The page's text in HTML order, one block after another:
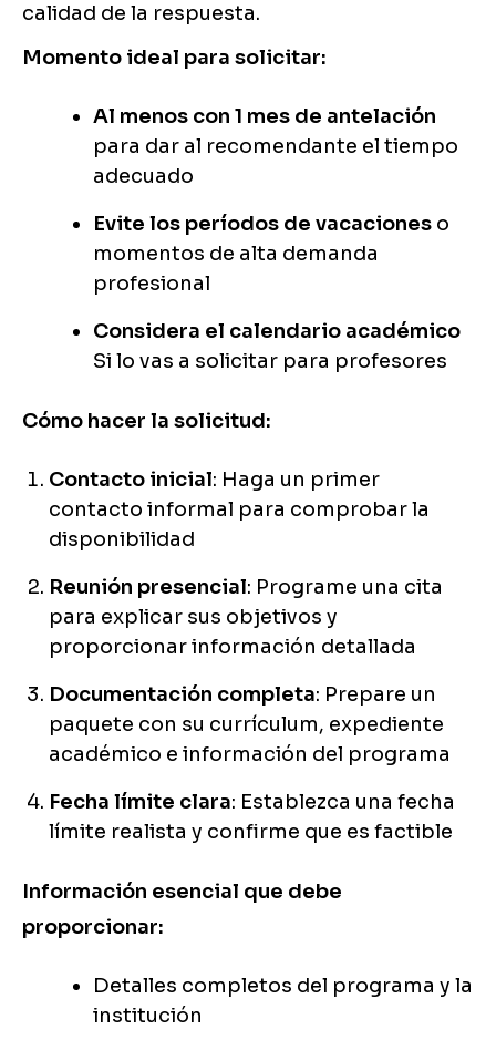
calidad de la respuesta.
Momento ideal para solicitar:
Al menos con 1 mes de antelación
para dar al recomendante el tiempo
adecuado
Evite los períodos de vacaciones o
momentos de alta demanda
profesional
Considera el calendario académico
Si lo vas a solicitar para profesores
Cómo hacer la solicitud:
Contacto inicial: Haga un primer
contacto informal para comprobar la
disponibilidad
Reunión presencial: Programe una cita
para explicar sus objetivos y
proporcionar información detallada
Documentación completa: Prepare un
paquete con su currículum, expediente
académico e información del programa
Fecha límite clara: Establezca una fecha
límite realista y confirme que es factible
Información esencial que debe
proporcionar:
Detalles completos del programa y la
institución